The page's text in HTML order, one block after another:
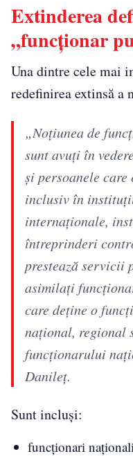
Extinderea
„funcționar
Una dintre cele mai
redefinirea extinsă
„Noțiunea de
sunt avuți în
și persoanele
inclusiv în
internaționale,
întreprinderi
prestează
asimilați
care deține o
național, regional
funcționarului
Danileț.
Sunt incluși:
funcționari